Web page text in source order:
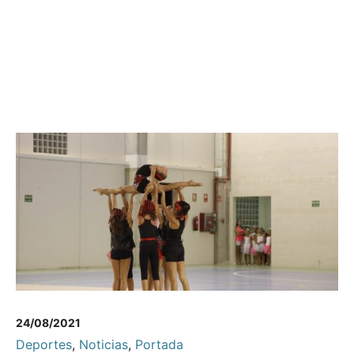
24/08/2021
Deportes, Noticias, Portada